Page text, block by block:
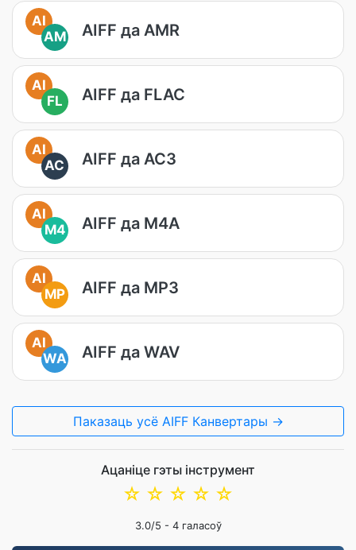
AI
AM
AIFF да AMR
AI
FL
AIFF да FLAC
AI
AC
AIFF да AC3
AI
M4
AIFF да M4A
AI
MP
AIFF да MP3
AI
WA
AIFF да WAV
Паказаць усё AIFF Канвертары →
Ацаніце гэты інструмент
☆
☆
☆
☆
☆
3.0/5 - 4галасоў